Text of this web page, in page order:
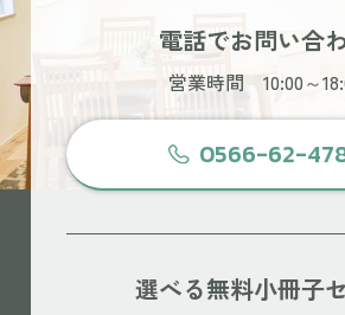
電話でお問い合
営業時間 10:00～
0566-62-
選べる無料小冊子